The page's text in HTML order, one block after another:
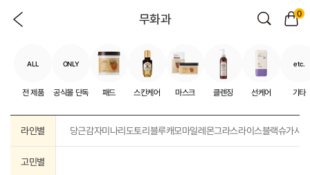
무화과 0
ALL
전 제품
ONLY
공식몰 단독 패드 스킨케어 마스크 클렌징 선케어
etc.
기타
라인별 당근감자미나리도토리블루캐모마일레몬그라스라이스블랙슈가샤
고민별